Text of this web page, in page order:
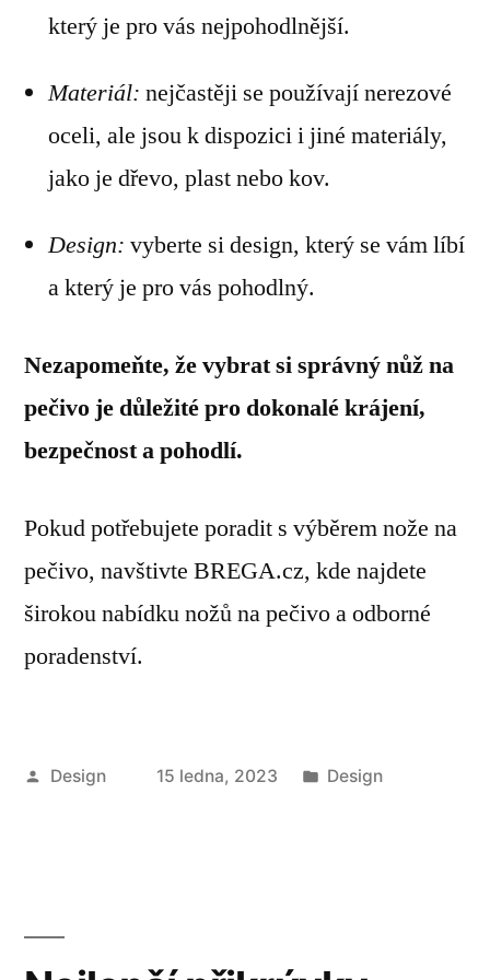
který je pro vás nejpohodlnější.
Materiál: nejčastěji se používají nerezové
oceli, ale jsou k dispozici i jiné materiály,
jako je dřevo, plast nebo kov.
Design: vyberte si design, který se vám líbí
a který je pro vás pohodlný.
Nezapomeňte, že vybrat si správný nůž na
pečivo je důležité pro dokonalé krájení,
bezpečnost a pohodlí.
Pokud potřebujete poradit s výběrem nože na
pečivo, navštivte BREGA.cz, kde najdete
širokou nabídku nožů na pečivo a odborné
poradenství.
Autor
Design 15 ledna, 2023
Publikováno
Design